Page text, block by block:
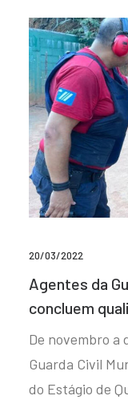
20/03/2022
Agentes da
concluem
De novembro a
Guarda Civil
do Estágio de